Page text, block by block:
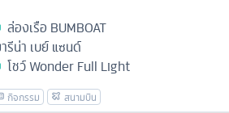
ล่องเรือ BUMBOAT
รีน่า เบย์ แซนด์
โชว์ Wonder Full Light